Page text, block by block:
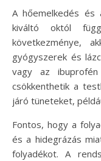
A hőemelkedés és
kiváltó októl
következménye,
gyógyszerek és
vagy az
csökkenthetik a
járó tüneteket,
Fontos, hogy a
és a hidegrázás
folyadékot. A